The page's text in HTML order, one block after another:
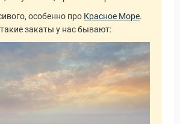
особенно про Красное Море.
закаты у нас бывают: